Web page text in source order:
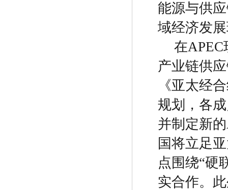
能源与供
域经济发
在APEC
产业链供
《亚太经
规划，各
并制定新的
国将立足
点围绕“硬
实合作。